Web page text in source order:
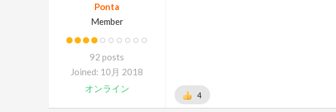
Ponta
Member
92 posts
Joined: 10月 2018
オンライン
4